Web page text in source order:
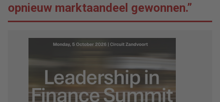
opnieuw marktaandeel gewonnen.”